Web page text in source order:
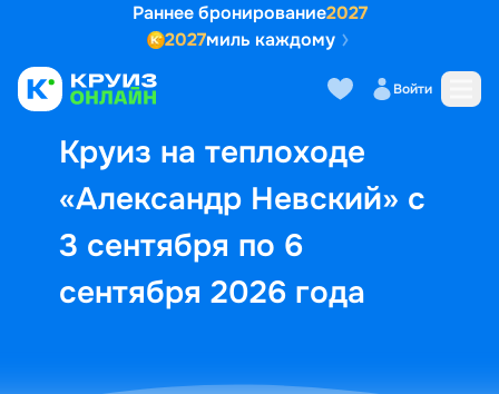
Раннее бронирование2027
2027миль каждому
Войти
Круиз на теплоходе
«Александр Невский» с
3 сентября по 6
сентября 2026 года
Выбор кают Маршрут и